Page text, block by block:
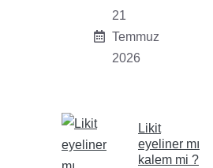
21
Temmuz
2026
Likit
eyeliner mı
kalem mi ?